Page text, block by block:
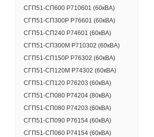
СГП51-СП600 Р710601 (60кВА)
СГП51-СП300Р Р76601 (60кВА)
СГП51-СП240 Р74601 (60кВА)
СГП51-СП300М Р710302 (60кВА)
СГП51-СП150Р Р76302 (60кВА)
СГП51-СП120M Р74302 (60кВА)
СГП51-СП120 Р76203 (60кВА)
СГП51-СП080 Р74204 (80кВА)
СГП51-СП080 Р74203 (60кВА)
СГП51-СП090 Р76154 (60кВА)
СГП51-СП060 Р74154 (60кВА)